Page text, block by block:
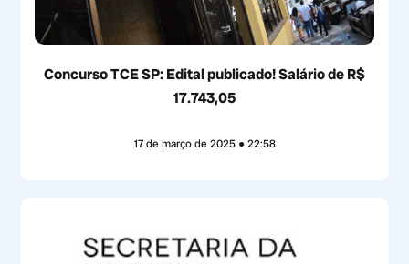
Concurso TCE SP: Edital publicado! Salário de R$
17.743,05
17 de março de 2025 22:58